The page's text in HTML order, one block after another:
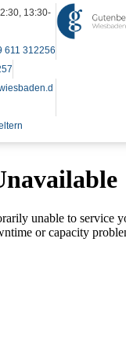
13:30-
611 312256